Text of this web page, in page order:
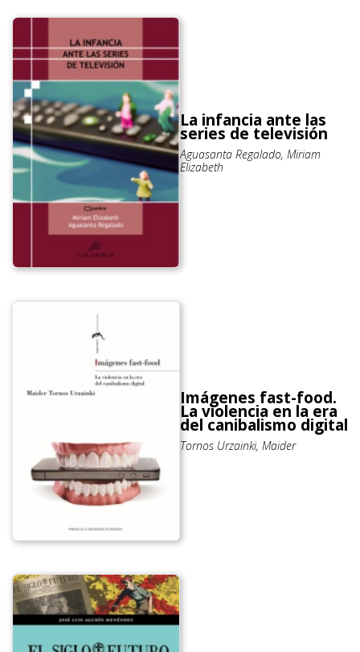
La infancia ante las
series de televisión
Aguasanta Regalado, Miriam
Elizabeth
Imágenes fast-food.
La violencia en la era
del canibalismo digital
Tornos Urzainki, Maider